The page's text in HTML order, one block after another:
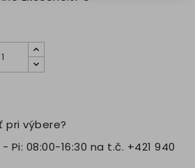
výbere?
Pi: 08:00-16:30 na t.č. +421 940